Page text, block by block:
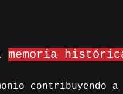
memoria
contribuyendo